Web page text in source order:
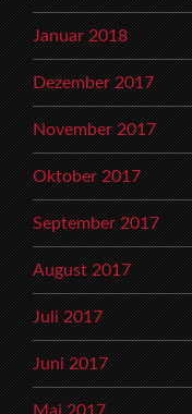
Januar 2018
Dezember 2017
November 2017
Oktober 2017
September 2017
August 2017
Juli 2017
Juni 2017